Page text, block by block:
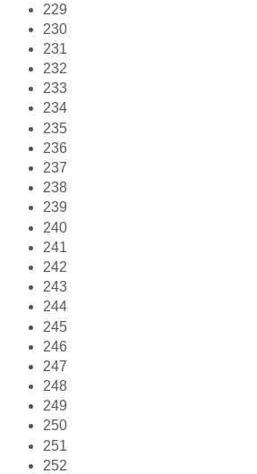
229
230
231
232
233
234
235
236
237
238
239
240
241
242
243
244
245
246
247
248
249
250
251
252